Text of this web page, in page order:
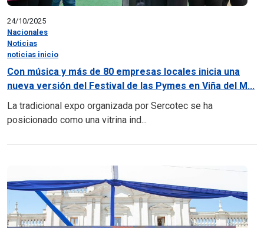
24/10/2025
Nacionales
Noticias
noticias inicio
Con música y más de 80 empresas locales inicia una
nueva versión del Festival de las Pymes en Viña del M...
La tradicional expo organizada por Sercotec se ha
posicionado como una vitrina ind...